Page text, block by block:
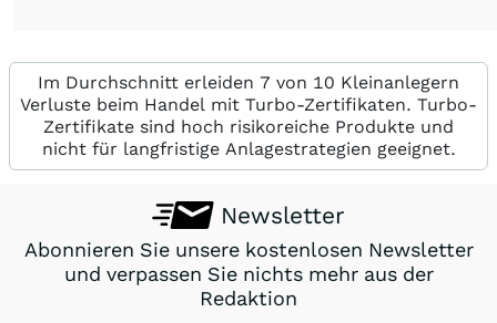
Im Durchschnitt erleiden 7 von 10 Kleinanlegern
Verluste beim Handel mit Turbo-Zertifikaten. Turbo-
Zertifikate sind hoch risikoreiche Produkte und
nicht für langfristige Anlagestrategien geeignet.
Newsletter
Abonnieren Sie unsere kostenlosen Newsletter
und verpassen Sie nichts mehr aus der
Redaktion